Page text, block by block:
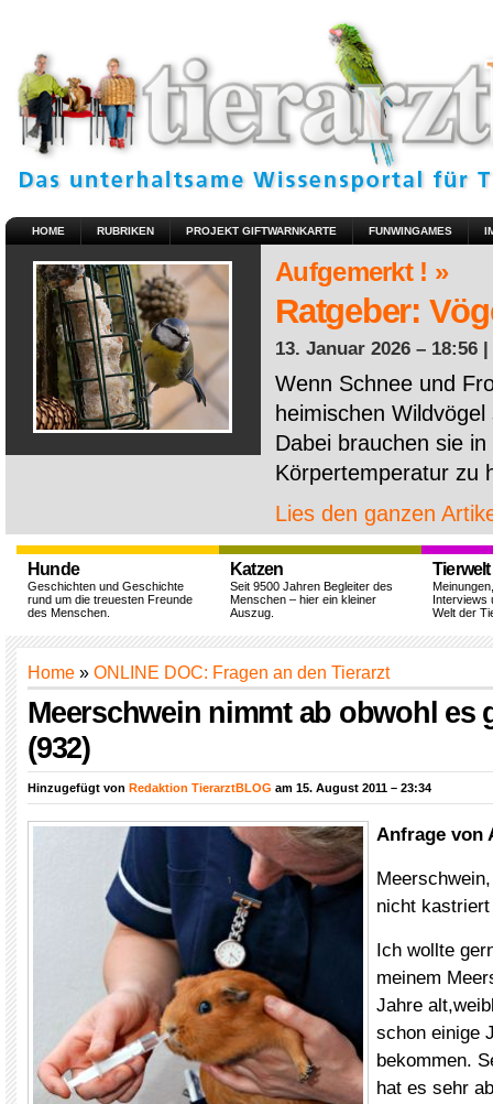
HOME RUBRIKEN PROJEKT GIFTWARNKARTE FUNWINGAMES
Aufgemerkt ! »
Ratgeber:
13. Januar 2026 – 18:56 |
Wenn Schnee und
heimischen
Dabei brauchen sie
Körpertemperatur zu
Lies den ganzen
Hunde
Geschichten und Geschichte
rund um die treuesten Freunde
des Menschen.
Katzen
Seit 9500 Jahren Begleiter des
Menschen – hier ein kleiner
Auszug.
Tierwelt
Interviews
Welt der
Home » ONLINE DOC: Fragen an den Tierarzt
Meerschwein nimmt ab obwohl es
(932)
Hinzugefügt von Redaktion TierarztBLOG am 15. August 2011 – 23:34
Anfrage von
nicht kastriert
Ich wollte
meinem
Jahre
schon einige
bekommen.
hat es sehr